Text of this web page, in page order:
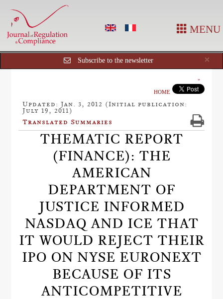
MENU
×
Subscribe to the newsletter
HOME
Updated: Jan. 3, 2012 (Initial publication:
July 19, 2011)
Translated Summaries
THEMATIC REPORT
(FINANCE): THE
AMERICAN
DEPARTMENT OF
JUSTICE INFORMED
NASDAQ AND ICE THAT
IT WOULD REJECT THEIR
IPO ON NYSE EURONEXT
BECAUSE OF ITS
ANTICOMPETITIVE